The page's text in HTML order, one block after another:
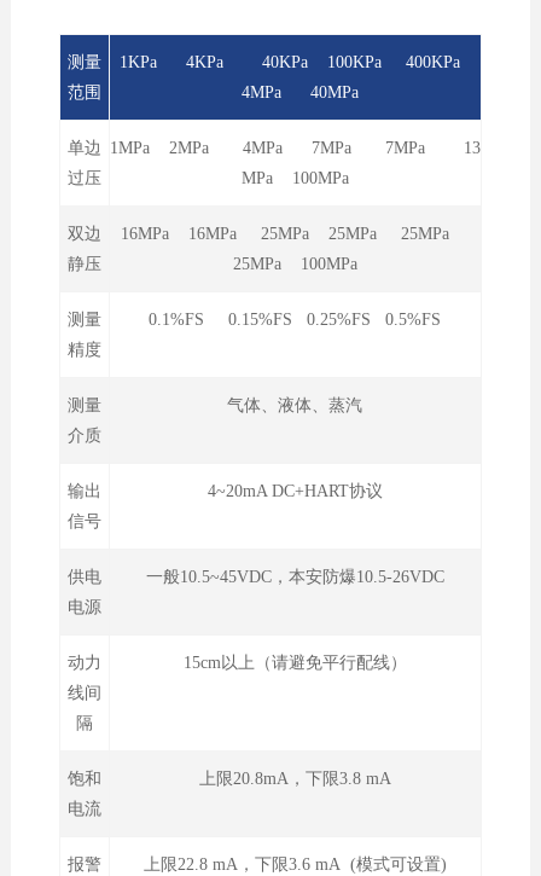
测量
范围
1KPa 4KPa 40KPa 100KPa 400KPa
4MPa 40MPa
单边
过压
1MPa 2MPa 4MPa 7MPa 7MPa 13
MPa 100MPa
双边
静压
16MPa 16MPa 25MPa 25MPa 25MPa
25MPa 100MPa
测量
精度
0.1%FS 0.15%FS 0.25%FS 0.5%FS
测量
介质
气体、液体、蒸汽
输出
信号
4~20mA DC+HART协议
供电
电源
一般10.5~45VDC，本安防爆10.5-26VDC
动力
线间
隔
15cm以上（请避免平行配线）
饱和
电流
上限20.8mA，下限3.8 mA
报警
上限22.8 mA，下限3.6 mA (模式可设置)